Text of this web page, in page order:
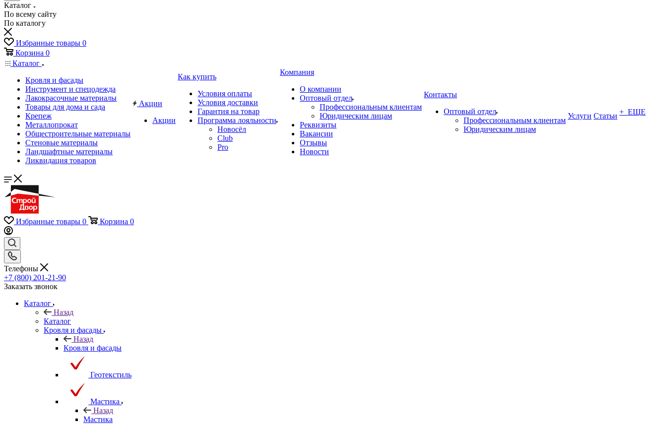
Каталог
По всему сайту
По каталогу
Избранные товары 0
Корзина 0
Каталог
Кровля и фасады
Инструмент и спецодежда
Лакокрасочные материалы
Товары для дома и сада
Крепеж
Металлопрокат
Общестроительные материалы
Стеновые материалы
Ландшафтные материалы
Ликвидация товаров
Акции
Акции
Как купить
Условия оплаты
Условия доставки
Гарантия на товар
Программа лояльности
Новосёл
Club
Pro
Компания
О компании
Оптовый отдел
Профессиональным клиентам
Юридическим лицам
Реквизиты
Вакансии
Отзывы
Новости
Контакты
Оптовый отдел
Профессиональным клиентам
Юридическим лицам
Услуги Статьи + ЕЩЕ
Избранные товары 0 Корзина 0
Телефоны
+7 (800) 201-21-90
Заказать звонок
Каталог
Назад
Каталог
Кровля и фасады
Назад
Кровля и фасады
Геотекстиль
Мастика
Назад
Мастика